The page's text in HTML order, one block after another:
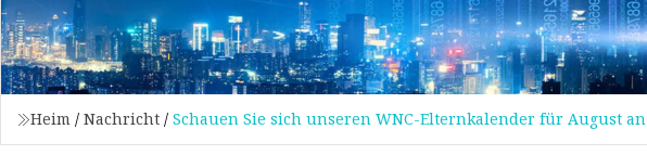
Heim / Nachricht / Schauen Sie sich unseren WNC-Elternkalender für August an